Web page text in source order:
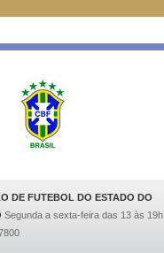
DE FUTEBOL DO ESTADO DO
Segunda a sexta-feira das 13 às 19h